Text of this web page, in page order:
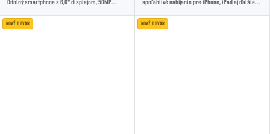
Odolný smartphone s 6,6" displejom, 50MP
zvýšenou...
spoľahlivé nabíjanie pre iPhone, iPad aj ďalšie
NOVÝ TOVAR NOVÝ TOVAR